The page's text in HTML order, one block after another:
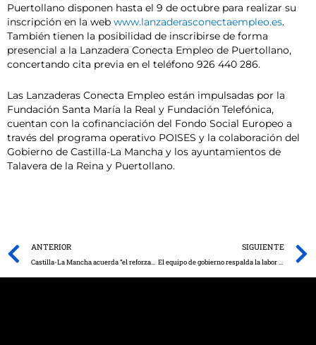
Puertollano disponen hasta el 9 de octubre para realizar su
inscripción en la web www.lanzaderasconectaempleo.es.
También tienen la posibilidad de inscribirse de forma
presencial a la Lanzadera Conecta Empleo de Puertollano,
concertando cita previa en el teléfono 926 440 286.
Las Lanzaderas Conecta Empleo están impulsadas por la
Fundación Santa María la Real y Fundación Telefónica,
cuentan con la cofinanciación del Fondo Social Europeo a
través del programa operativo POISES y la colaboración del
Gobierno de Castilla-La Mancha y los ayuntamientos de
Talavera de la Reina y Puertollano.
Prev
ANTERIOR
Castilla-La Mancha acuerda “el reforzamiento de los mecanismos de coordinación” con Madrid y Castilla y León en la lucha contra la pandemia
SIGUIENTE
El equipo de gobierno respalda la labor de los conserjes de los colegios en el inicio del curso escolar.